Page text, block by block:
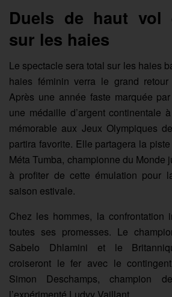
Duels de haut vol
sur les haies
Le spectacle sera total sur les haies
haies féminin verra le grand
Après une année faste marquée
une médaille d’argent continentale
mémorable aux Jeux Olympiques
partira favorite. Elle partagera la
Méta Tumba, championne du Monde
à profiter de cette émulation pour
saison estivale.
Chez les hommes, la confrontation
toutes ses promesses. Le
Sabelo Dhlamini et le
croiseront le fer avec le
Simon Deschamps, champion